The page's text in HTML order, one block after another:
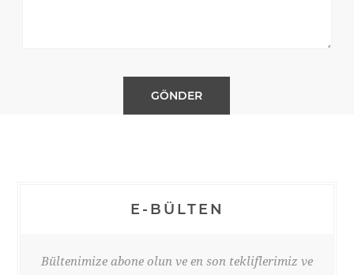
E-BÜLTEN
Bültenimize abone olun ve en son tekliflerimiz ve